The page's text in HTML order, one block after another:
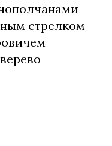
стрелком